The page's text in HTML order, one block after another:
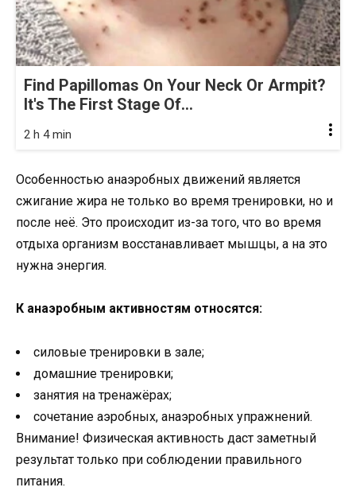
Find Papillomas On Your Neck Or Armpit?
It's The First Stage Of...
2 h 4 min
Особенностью анаэробных движений является
сжигание жира не только во время тренировки, но и
после неё. Это происходит из-за того, что во время
отдыха организм восстанавливает мышцы, а на это
нужна энергия.
К анаэробным активностям относятся:
силовые тренировки в зале;
домашние тренировки;
занятия на тренажёрах;
сочетание аэробных, анаэробных упражнений.
Внимание! Физическая активность даст заметный
результат только при соблюдении правильного
питания.